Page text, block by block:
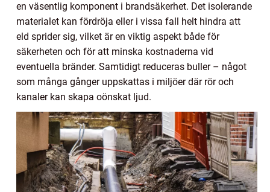
en väsentlig komponent i brandsäkerhet. Det isolerande
materialet kan fördröja eller i vissa fall helt hindra att
eld sprider sig, vilket är en viktig aspekt både för
säkerheten och för att minska kostnaderna vid
eventuella bränder. Samtidigt reduceras buller – något
som många gånger uppskattas i miljöer där rör och
kanaler kan skapa oönskat ljud.